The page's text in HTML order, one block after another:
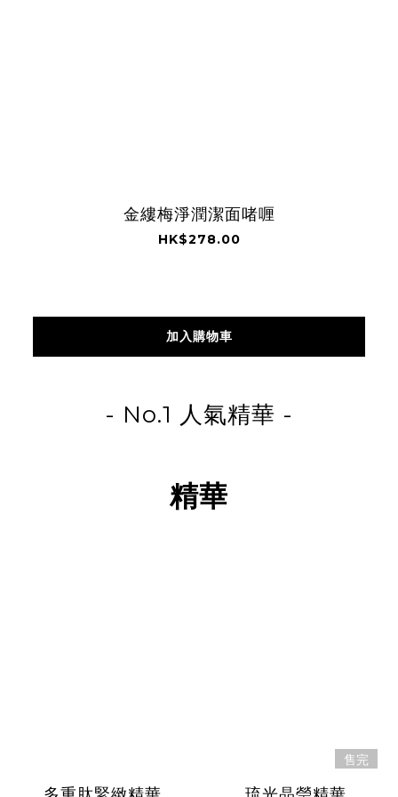
金縷梅淨潤潔面啫喱
HK$278.00
加入購物車
- No.1 人氣精華 -
精華
售完